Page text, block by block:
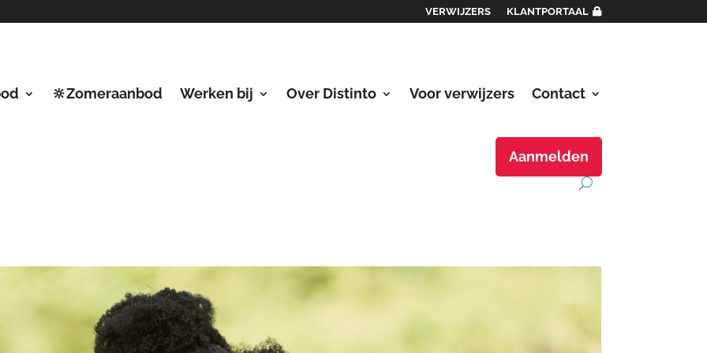
VERWIJZERS KLANTPORTAAL
🔆Zomeraanbod Werken bij Over Distinto Voor verwijzers Contact
Aanmelden